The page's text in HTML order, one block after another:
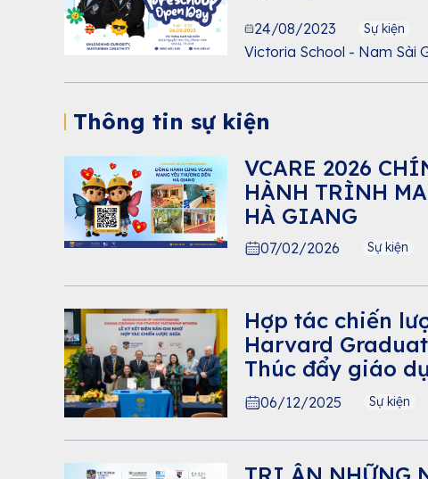
24/08/2023 Sự kiện
Victoria School - Nam Sài
Thông tin sự kiện
VCARE 2026
HÀNH TRÌNH
HÀ GIANG
07/02/2026 Sự kiện
Hợp tác chiến
Harvard
Thúc đẩy giáo
học sinh Việt Nam
06/12/2025 Sự kiện